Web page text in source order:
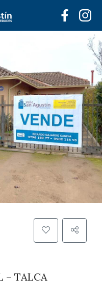
– TALCA